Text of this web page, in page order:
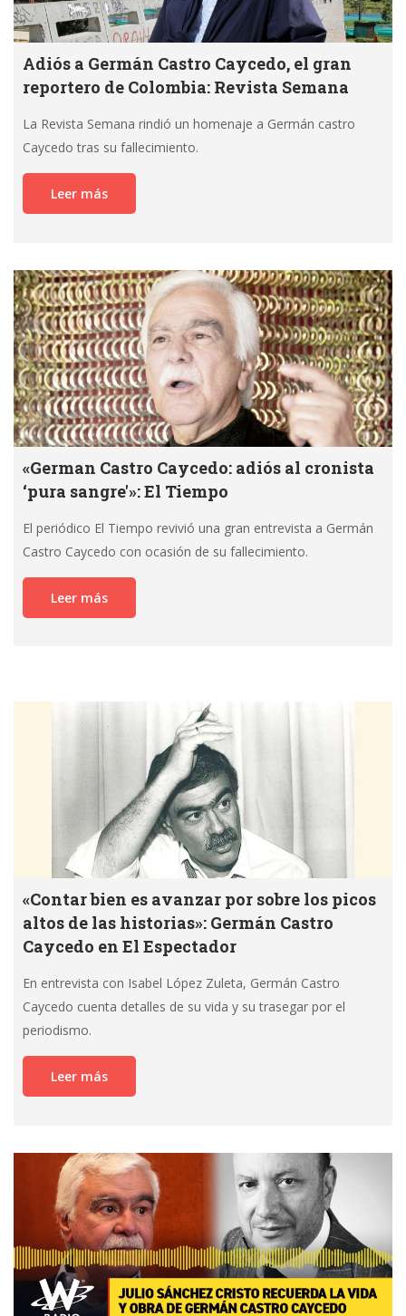
Adiós a Germán Castro Caycedo, el gran
reportero de Colombia: Revista Semana
La Revista Semana rindió un homenaje a Germán castro
Caycedo tras su fallecimiento.
Leer más
«German Castro Caycedo: adiós al cronista
‘pura sangre'»: El Tiempo
El periódico El Tiempo revivió una gran entrevista a Germán
Castro Caycedo con ocasión de su fallecimiento.
Leer más
«Contar bien es avanzar por sobre los picos
altos de las historias»: Germán Castro
Caycedo en El Espectador
En entrevista con Isabel López Zuleta, Germán Castro
Caycedo cuenta detalles de su vida y su trasegar por el
periodismo.
Leer más